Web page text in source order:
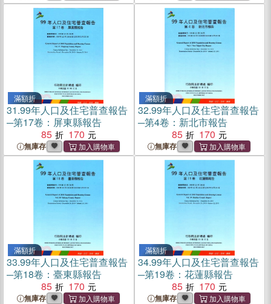
滿額折
31.99年人口及住宅普查報告
─第17卷：屏東縣報告
85
170
無庫存
滿額折
32.99年人口及住宅普查報告
─第4卷：新北市報告
85
170
無庫存
滿額折
33.99年人口及住宅普查報告
─第18卷：臺東縣報告
85
170
無庫存
滿額折
34.99年人口及住宅普查報告
─第19卷：花蓮縣報告
85
170
無庫存